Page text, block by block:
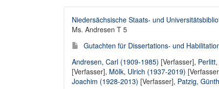
Niedersächsische Staats- und
Ms. Andresen T 5
Gutachten für Dissertations- und
Andresen, Carl (1909-1985) [Verfasser],
[Verfasser], Mölk, Ulrich (1937-2019)
Joachim (1928-2013) [Verfasser], Patzig,